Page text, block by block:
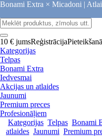
Bonami Extra × Micadoni |
10 € jumsReģistrācija
Kategorijas
Telpas
Bonami Extra
Iedvesmai
Akcijas un atlaides
Jaunumi
Premium preces
Profesionāļiem
Kategorijas Telpas Bonami
atlaides Jaunumi Premium